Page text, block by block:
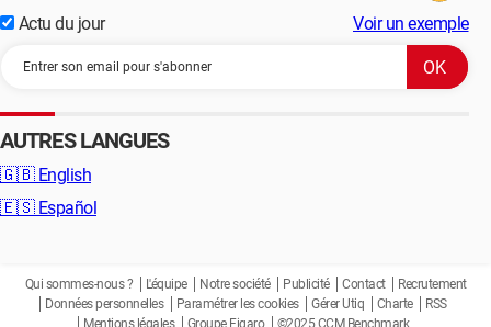
Actu du jour Voir un exemple
AUTRES LANGUES
🇬🇧 English
🇪🇸 Español
Qui sommes-nous ? L'équipe Notre société Publicité Contact
Recrutement
Données personnelles
Paramétrer les cookies Gérer Utiq Charte
RSS
Mentions légales
Groupe Figaro ©2025 CCM Benchmark